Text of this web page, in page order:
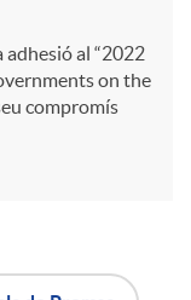
adhesió al “2022
on the
compromís